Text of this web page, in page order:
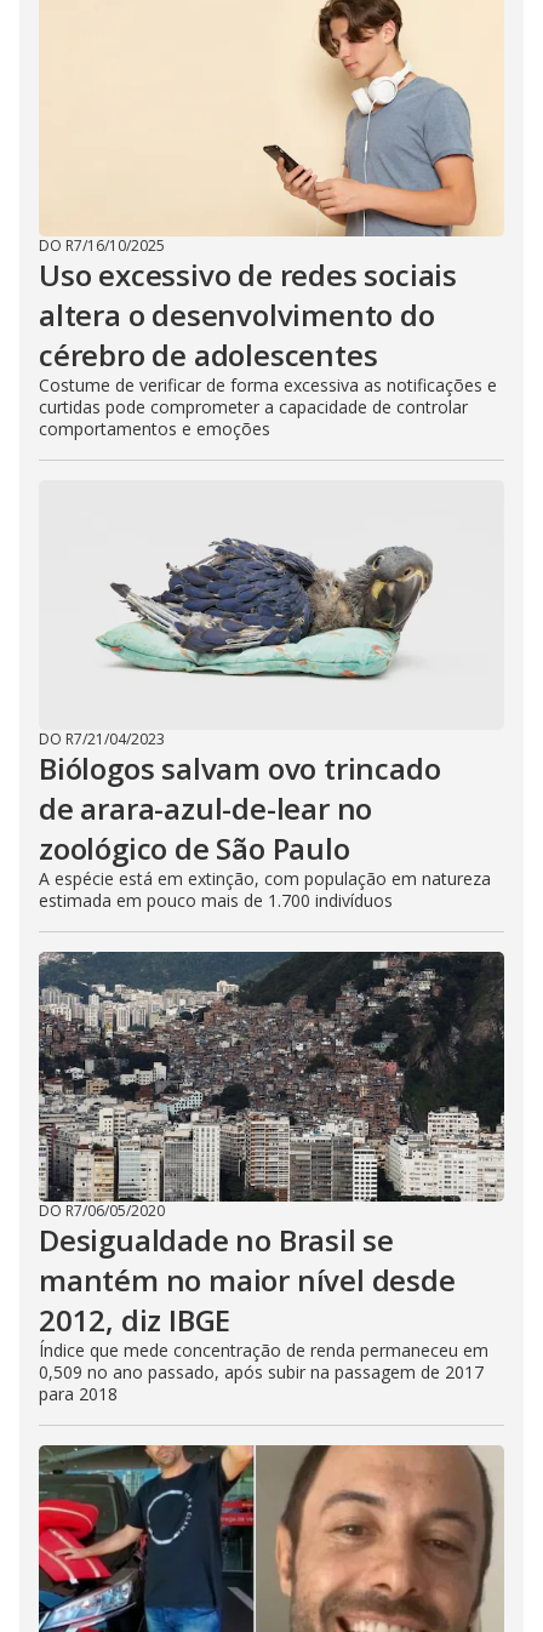
DO R7/16/10/2025
Uso excessivo de redes sociais
altera o desenvolvimento do
cérebro de adolescentes
Costume de verificar de forma excessiva as notificações e
curtidas pode comprometer a capacidade de controlar
comportamentos e emoções
DO R7/21/04/2023
Biólogos salvam ovo trincado
de arara-azul-de-lear no
zoológico de São Paulo
A espécie está em extinção, com população em natureza
estimada em pouco mais de 1.700 indivíduos
DO R7/06/05/2020
Desigualdade no Brasil se
mantém no maior nível desde
2012, diz IBGE
Índice que mede concentração de renda permaneceu em
0,509 no ano passado, após subir na passagem de 2017
para 2018